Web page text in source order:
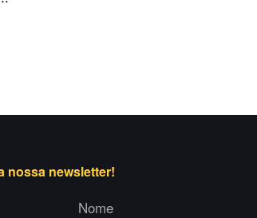
nossa newsletter!
Nome